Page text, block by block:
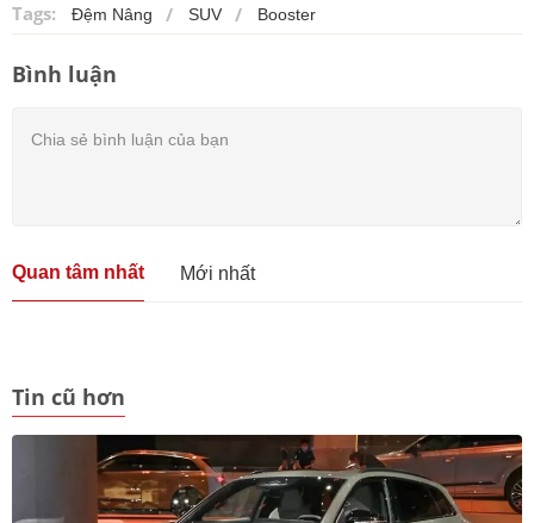
Tags: Đệm Nâng SUV Booster
Bình luận
Quan tâm nhất Mới nhất
Tin cũ hơn